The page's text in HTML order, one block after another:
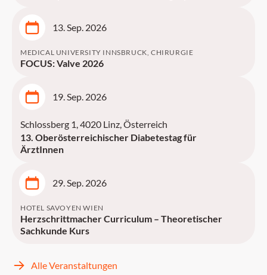
13. Sep. 2026
MEDICAL UNIVERSITY INNSBRUCK, CHIRURGIE
FOCUS: Valve 2026
19. Sep. 2026
Schlossberg 1, 4020 Linz, Österreich
13. Oberösterreichischer Diabetestag für
ÄrztInnen
29. Sep. 2026
HOTEL SAVOYEN WIEN
Herzschrittmacher Curriculum – Theoretischer
Sachkunde Kurs
Alle Veranstaltungen